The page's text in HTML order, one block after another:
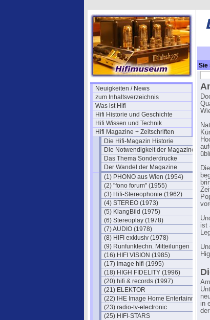
Neuigkeiten / News
zum Inhaltsverzeichnis
Was ist Hifi
Hifi Historie und Geschichte
Hifi Wissen und Technik
Hifi Magazine + Zeitschriften
Die Hifi-Magazin Historie
Die Notwendigkeit der Magazine
Das Thema Sonderdrucke
Der Wandel der Magazine
(1) PHONO aus Wien (1954)
(2) "fono forum" (1955)
(3) Hifi-Stereophonie (1962)
(4) STEREO (1973)
(5) KlangBild (1975)
(6) Stereoplay (1978)
(7) AUDIO (1978)
(8) HIFI exklusiv (1978)
(9) Runfunktechn. Mitteilungen
(16) HIFI VISION (1985)
(17) image hifi (1995)
(18) HIGH FIDELITY (1996)
(20) hifi & records (1997)
(21) ELEKTOR
(22) IHE Image Home Entertainment
(23) radio-tv-electronic
(25) HIFI-STARS
Sie
ist
.
in